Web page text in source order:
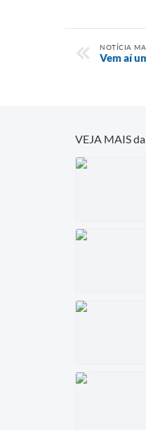
NOTÍCIA
Vem aí
VEJA MAIS